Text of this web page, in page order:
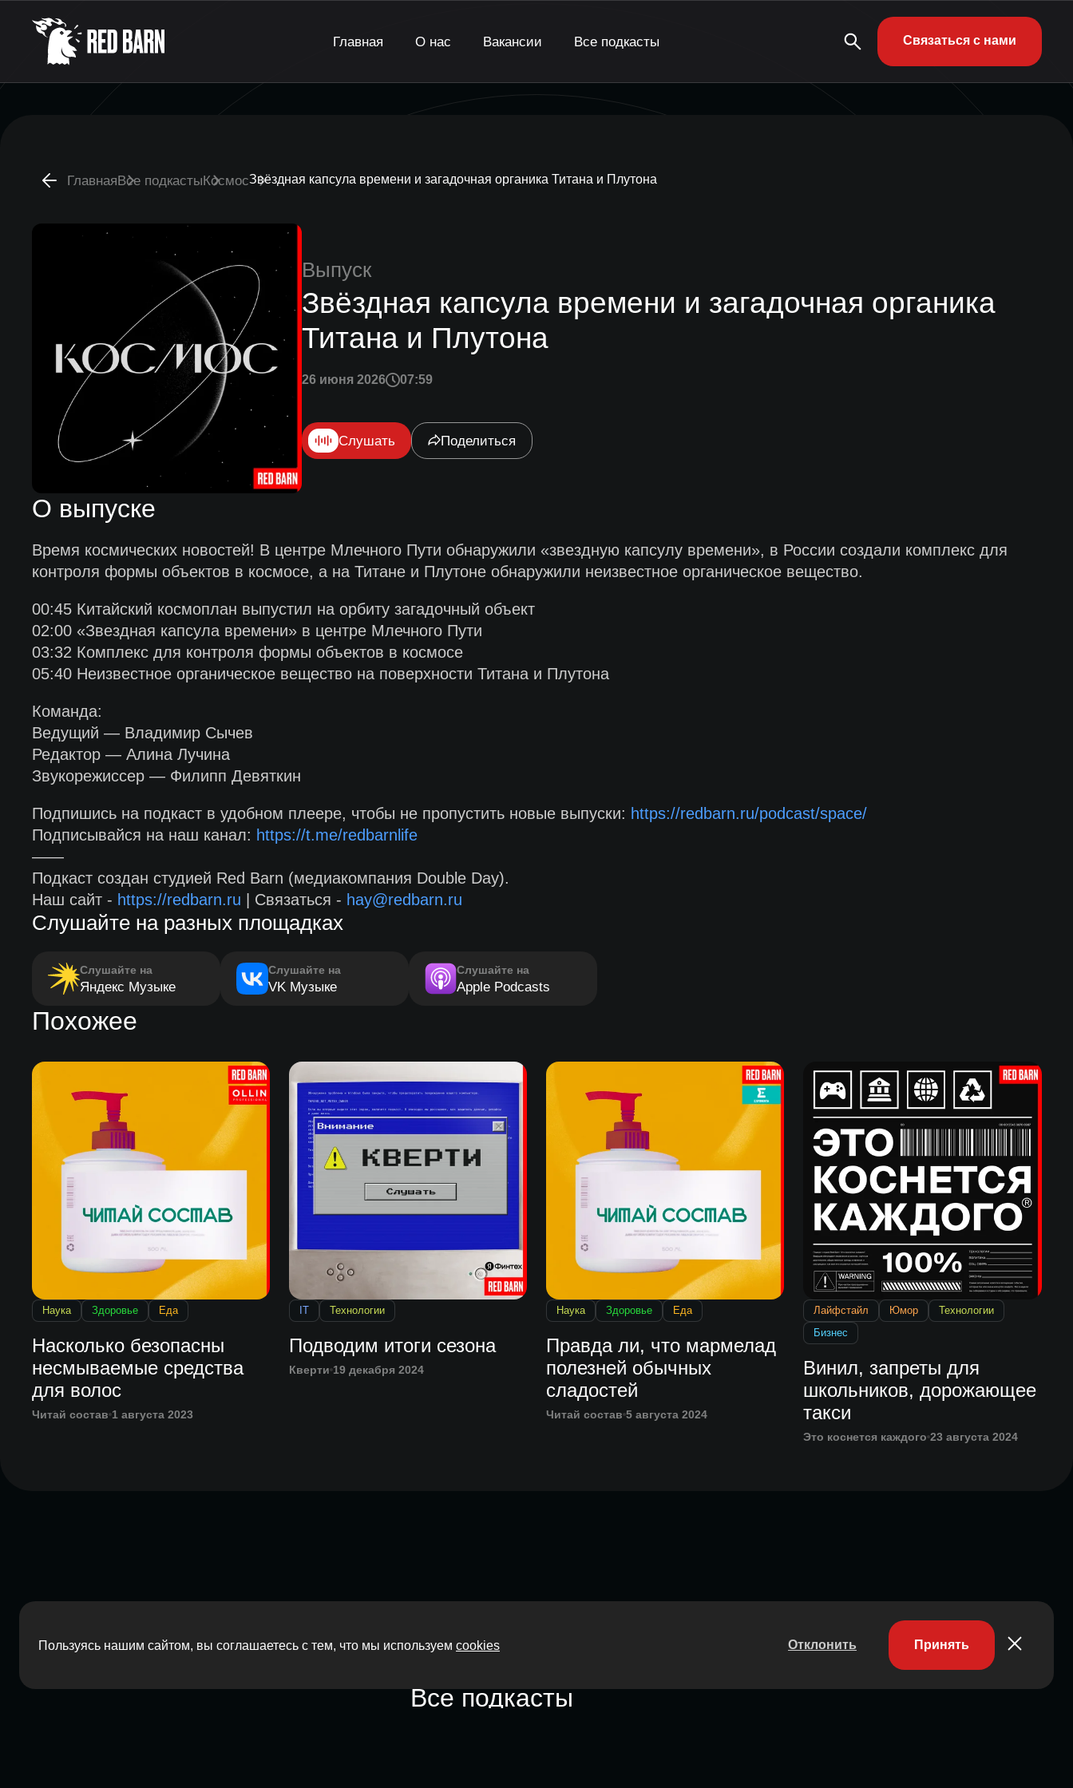
Главная О нас Вакансии Все подкасты Связаться с нами
ГлавнаяВсе подкастыКосмосЗвёздная капсула времени и загадочная органика Титана и Плутона
Выпуск
Звёздная капсула времени и загадочная органика
Титана и Плутона
26 июня 2026 07:59
Слушать Поделиться
О выпуске
Время космических новостей! В центре Млечного Пути обнаружили «звездную капсулу времени», в России создали комплекс для
контроля формы объектов в космосе, а на Титане и Плутоне обнаружили неизвестное органическое вещество.
00:45 Китайский космоплан выпустил на орбиту загадочный объект
02:00 «Звездная капсула времени» в центре Млечного Пути
03:32 Комплекс для контроля формы объектов в космосе
05:40 Неизвестное органическое вещество на поверхности Титана и Плутона
Команда:
Ведущий — Владимир Сычев
Редактор — Алина Лучина
Звукорежиссер — Филипп Девяткин
Подпишись на подкаст в удобном плеере, чтобы не пропустить новые выпуски: https://redbarn.ru/podcast/space/
Подписывайся на наш канал: https://t.me/redbarnlife
——
Подкаст создан студией Red Barn (медиакомпания Double Day).
Наш сайт - https://redbarn.ru | Связаться - hay@redbarn.ru
Слушайте на разных площадках
Слушайте на
Яндекс Музыке
Слушайте на
VK Музыке
Слушайте на
Apple Podcasts
Похожее
Наука Здоровье Еда
Насколько безопасны
несмываемые средства
для волос
Читай состав 1 августа 2023
IT Технологии
Подводим итоги сезона
Кверти 19 декабря 2024
Наука Здоровье Еда
Правда ли, что мармелад
полезней обычных
сладостей
Читай состав 5 августа 2024
Лайфстайл Юмор
Технологии
Бизнес
Винил, запреты для
школьников, дорожающее
такси
Это коснется каждого 23 августа 2024
Главная
Все подкасты
Пользуясь нашим сайтом, вы соглашаетесь с тем, что мы используем cookies Отклонить Принять